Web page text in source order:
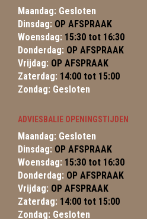
Maandag: Gesloten
Dinsdag: OP AFSPRAAK
Woensdag: 15:30 tot 16:30
Donderdag: OP AFSPRAAK
Vrijdag: OP AFSPRAAK
Zaterdag: 14:00 tot 15:00
Zondag: Gesloten
ADVIESBALIE OPENINGSTIJDEN
Maandag: Gesloten
Dinsdag: OP AFSPRAAK
Woensdag: 15:30 tot 16:30
Donderdag: OP AFSPRAAK
Vrijdag: OP AFSPRAAK
Zaterdag: 14:00 tot 15:00
Zondag: Gesloten